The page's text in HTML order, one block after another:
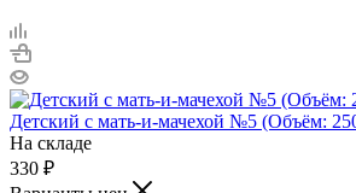
Детский с мать-и-мачехой №5 (Объём:
На складе
330 ₽